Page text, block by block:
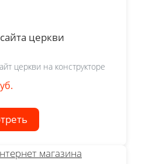
церкви
церкви на конструкторе